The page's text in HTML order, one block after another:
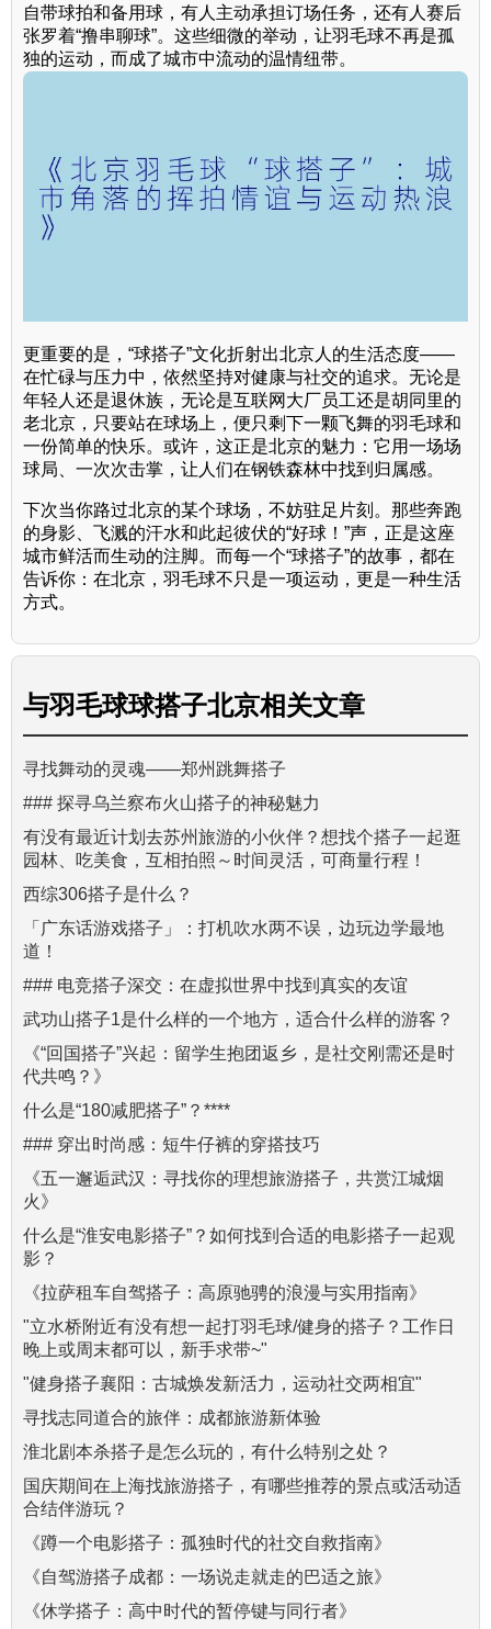
自带球拍和备用球，有人主动承担订场任务，还有人赛后
张罗着“撸串聊球”。这些细微的举动，让羽毛球不再是孤
独的运动，而成了城市中流动的温情纽带。
更重要的是，“球搭子”文化折射出北京人的生活态度——
在忙碌与压力中，依然坚持对健康与社交的追求。无论是
年轻人还是退休族，无论是互联网大厂员工还是胡同里的
老北京，只要站在球场上，便只剩下一颗飞舞的羽毛球和
一份简单的快乐。或许，这正是北京的魅力：它用一场场
球局、一次次击掌，让人们在钢铁森林中找到归属感。
下次当你路过北京的某个球场，不妨驻足片刻。那些奔跑
的身影、飞溅的汗水和此起彼伏的“好球！”声，正是这座
城市鲜活而生动的注脚。而每一个“球搭子”的故事，都在
告诉你：在北京，羽毛球不只是一项运动，更是一种生活
方式。
与羽毛球球搭子北京相关文章
寻找舞动的灵魂——郑州跳舞搭子
### 探寻乌兰察布火山搭子的神秘魅力
有没有最近计划去苏州旅游的小伙伴？想找个搭子一起逛
园林、吃美食，互相拍照～时间灵活，可商量行程！
西综306搭子是什么？
「广东话游戏搭子」：打机吹水两不误，边玩边学最地
道！
### 电竞搭子深交：在虚拟世界中找到真实的友谊
武功山搭子1是什么样的一个地方，适合什么样的游客？
《“回国搭子”兴起：留学生抱团返乡，是社交刚需还是时
代共鸣？》
什么是“180减肥搭子”？****
### 穿出时尚感：短牛仔裤的穿搭技巧
《五一邂逅武汉：寻找你的理想旅游搭子，共赏江城烟
火》
什么是“淮安电影搭子”？如何找到合适的电影搭子一起观
影？
《拉萨租车自驾搭子：高原驰骋的浪漫与实用指南》
"立水桥附近有没有想一起打羽毛球/健身的搭子？工作日
晚上或周末都可以，新手求带~"
"健身搭子襄阳：古城焕发新活力，运动社交两相宜"
寻找志同道合的旅伴：成都旅游新体验
淮北剧本杀搭子是怎么玩的，有什么特别之处？
国庆期间在上海找旅游搭子，有哪些推荐的景点或活动适
合结伴游玩？
《蹲一个电影搭子：孤独时代的社交自救指南》
《自驾游搭子成都：一场说走就走的巴适之旅》
《休学搭子：高中时代的暂停键与同行者》